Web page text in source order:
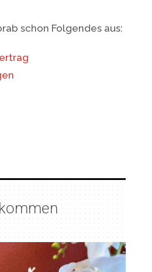
schon Folgendes aus: